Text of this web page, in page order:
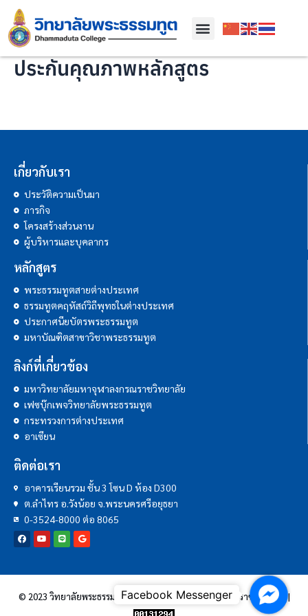
ประกันคุณภาพหลักสูตร
เกี่ยวกับเรา
ประวัติความเป็นมา
ภารกิจ
โครงสร้างส่วนงาน
ผู้บริหารและบุคลากร
หลักสูตร
พระธรรมทูตสายต่างประเทศ
ธรรมทูตคฤหัสถ์วิถีพุทธในต่างประเทศ
ประกาศนียบัตรพระธรรมทูต
มหาบัณฑิตสาขาวิชาพระธรรมทูต
ลิงก์ที่เกี่ยวข้อง
มหาวิทยาลัยมหาจุฬาลงกรณราชวิทยาลัย
เฟซบุ๊กเพจวิทยาลัยพระธรรมทูต
กระทรวงการต่างประเทศ
อาเซียน
ติดต่อเรา
อาคารเรียนรวม ชั้น 3 โซน D ห้อง D300
ต.ลำไทร อ.วังน้อย จ.พระนครศรีอยุธยา
0-3524-8000 ต่อ 8065
© 2023 วิทยาลัยพระธรรมทูต | มหาวิทยาลัยมหาจุฬาลงกรณราชวิทยาลัย |